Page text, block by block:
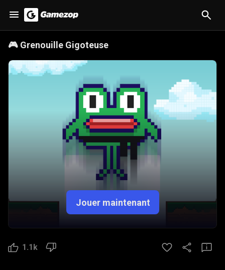
🎮 Grenouille Gigoteuse
Jouer maintenant
1.1k